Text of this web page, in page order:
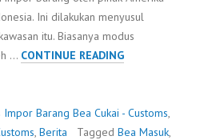
Ini dilakukan menyusul
itu. Biasanya modus
… CONTINUE READINGBEA
WASPADAI
ARUS
Impor Barang Bea Cukai - Customs,
, Berita Tagged Bea Masuk,